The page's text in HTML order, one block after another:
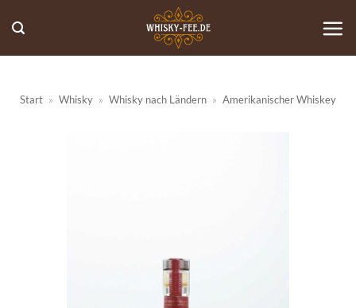
Inhalt
springen
Start » Whisky » Whisky nach Ländern » Amerikanischer Whiskey